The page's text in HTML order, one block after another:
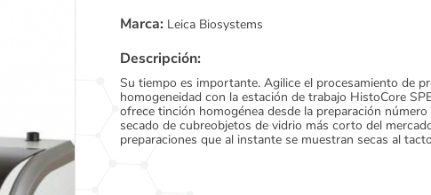
Marca: Leica Biosystems
Descripción:
Su tiempo es importante. Agilice el procesamiento de
homogeneidad con la estación de trabajo HistoCore
ofrece tinción homogénea desde la preparación
secado de cubreobjetos de vidrio más corto del
preparaciones que al instante se muestran secas al